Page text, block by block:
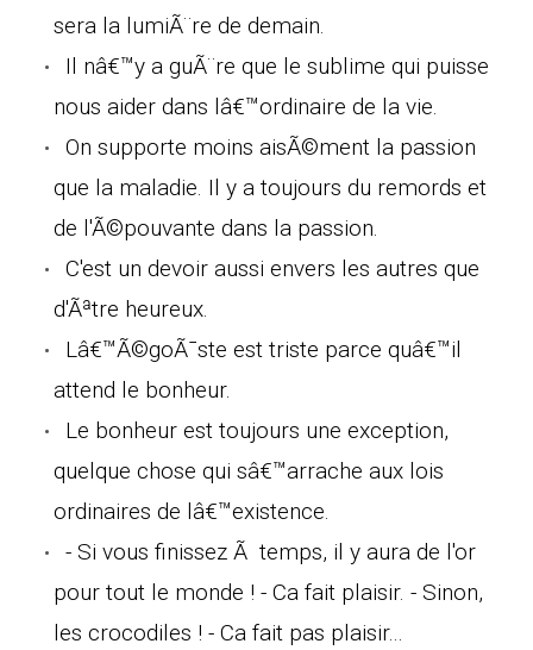
sera la lumiÃ¨re de demain.
Il nâ€™y a guÃ¨re que le sublime qui puisse
nous aider dans lâ€™ordinaire de la vie.
On supporte moins aisÃ©ment la passion
que la maladie. Il y a toujours du remords et
de l'Ã©pouvante dans la passion.
C'est un devoir aussi envers les autres que
d'Ãªtre heureux.
Lâ€™Ã©goÃ¯ste est triste parce quâ€™il
attend le bonheur.
Le bonheur est toujours une exception,
quelque chose qui sâ€™arrache aux lois
ordinaires de lâ€™existence.
- Si vous finissez Ã temps, il y aura de l'or
pour tout le monde ! - Ca fait plaisir. - Sinon,
les crocodiles ! - Ca fait pas plaisir...